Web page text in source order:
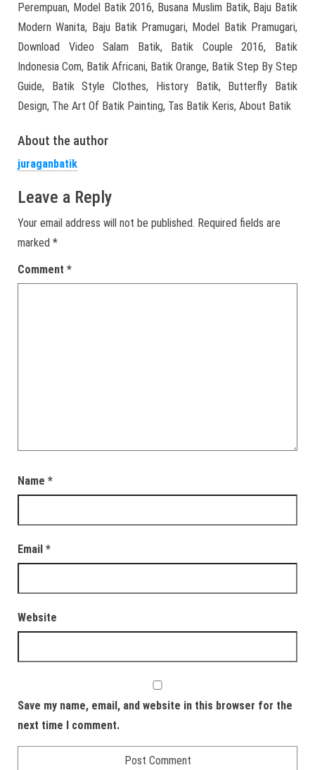
Perempuan, Model Batik 2016, Busana Muslim Batik, Baju Batik
Modern Wanita, Baju Batik Pramugari, Model Batik Pramugari,
Download Video Salam Batik, Batik Couple 2016, Batik
Indonesia Com, Batik Africani, Batik Orange, Batik Step By Step
Guide, Batik Style Clothes, History Batik, Butterfly Batik
Design, The Art Of Batik Painting, Tas Batik Keris, About Batik
About the author
juraganbatik
Leave a Reply
Your email address will not be published. Required fields are
marked *
Comment *
Name *
Email *
Website
Save my name, email, and website in this browser for the
next time I comment.